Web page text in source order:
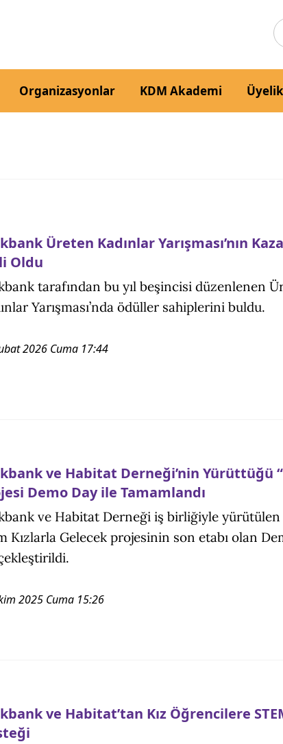
Organizasyonlar KDM Akademi Üyelik
Üreten Kadınlar Yarışması’nın
Oldu
tarafından bu yıl beşincisi düzenlenen
Yarışması’nda ödüller sahiplerini buldu.
2026 Cuma 17:44
ve Habitat Derneği’nin Yürüttüğü
Demo Day ile Tamamlandı
ve Habitat Derneği iş birliğiyle yürütülen
Kızlarla Gelecek projesinin son etabı olan
2025 Cuma 15:26
ve Habitat’tan Kız Öğrencilere